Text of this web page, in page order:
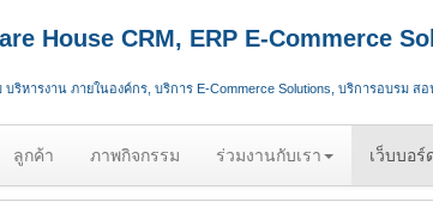
House CRM, ERP E-Commerce
ริหารงาน ภายในองค์กร, บริการ E-Commerce Solutions, บริการอบรม สอ
ลูกค้า ภาพกิจกรรม ร่วมงานกับเรา เว็บบอร์